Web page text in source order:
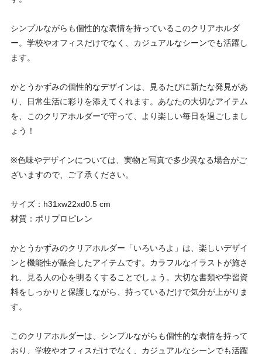
シンプルながらも個性的な表情を持っているこのクリアホルダ
ー。学校やオフィスだけでなく、カジュアルなシーンでも活躍し
ます。
かとうかずみの個性的なデザインは、見るたびに新たな発見があ
り、日常生活に彩りを添えてくれます。あなたの大切なアイテム
を、このクリアホルダーで守って、より楽しい毎日を過ごしまし
ょう！
※色味やデザインについては、実物と写真で多少異なる場合がご
ざいますので、ご了承ください。
サイズ：h31xw22xd0.5 cm
材質：ポリプロピレン
かとうかずみのクリアホルダー「いろいろよ」は、楽しいデザイ
ンと機能性が融合したアイテムです。カラフルなイラストが施さ
れ、見る人の心を明るくすることでしょう。大切な書類や学習資
料をしっかりと保護しながら、持っているだけで気分が上がりま
す。
このクリアホルダーは、シンプルながらも個性的な表情を持って
おり、学校やオフィスだけでなく、カジュアルなシーンでも活躍